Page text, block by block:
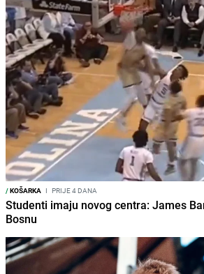
/KOŠARKA I PRIJE 4 DANA
Studenti imaju novog centra: James
Bosnu